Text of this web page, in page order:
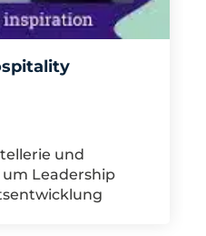
und
Leadership